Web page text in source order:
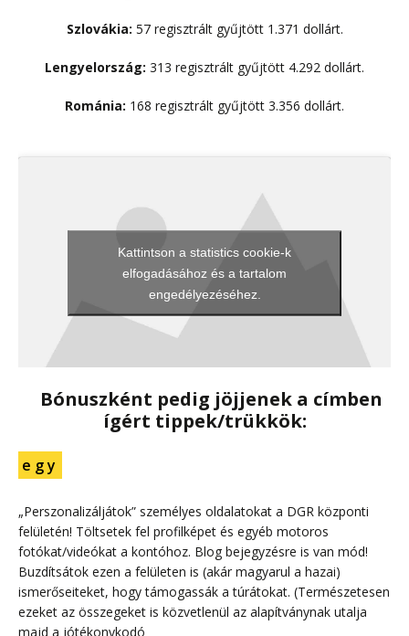
Szlovákia: 57 regisztrált gyűjtött 1.371 dollárt.
Lengyelország: 313 regisztrált gyűjtött 4.292 dollárt.
Románia: 168 regisztrált gyűjtött 3.356 dollárt.
Kattintson a statistics cookie-k
elfogadásához és a tartalom
engedélyezéséhez.
Bónuszként pedig jöjjenek a címben
ígért tippek/trükkök:
e g y
„Perszonalizáljátok” személyes oldalatokat a DGR központi
felületén! Töltsetek fel profilképet és egyéb motoros
fotókat/videókat a kontóhoz. Blog bejegyzésre is van mód!
Buzdítsátok ezen a felületen is (akár magyarul a hazai)
ismerőseiteket, hogy támogassák a túrátokat. (Természetesen
ezeket az összegeket is közvetlenül az alapítványnak utalja
majd a jótékonykodó